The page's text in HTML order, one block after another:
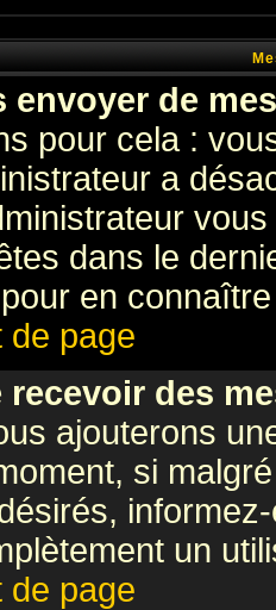
envoyer de
pour cela :
a
dans le
en
de page
des
ajouterons
si
un
de page